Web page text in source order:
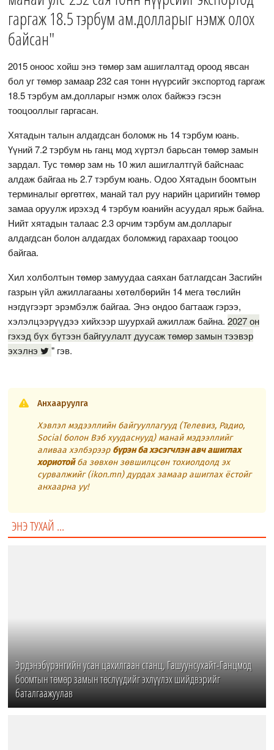
гаргаж 18.5 тэрбум ам.долларыг нэмж олох
байсан"
2015 оноос хойш энэ төмөр зам ашиглалтад ороод явсан
бол уг төмөр замаар 232 сая тонн нүүрсийг экспортод гаргаж
18.5 тэрбум ам.долларыг нэмж олох байжээ гэсэн
тооцооллыг гаргасан.
Хятадын талын алдагдсан боломж нь 14 тэрбум юань.
Үүний 7.2 тэрбум нь ганц мод хүртэл барьсан төмөр замын
зардал. Тус төмөр зам нь 10 жил ашиглалтгүй байснаас
алдаж байгаа нь 2.7 тэрбум юань. Одоо Хятадын боомтын
терминалыг өргөтгөх, манай тал руу нарийн царигийн төмөр
замаа оруулж ирэхэд 4 тэрбум юанийн асуудал ярьж байна.
Нийт хятадын талаас 2.3 орчим тэрбум ам.долларыг
алдагдсан болон алдагдах боломжид гарахаар тооцоо
байгаа.
Хил холболтын төмөр замуудаа саяхан батлагдсан Засгийн
газрын үйл ажиллагааны хөтөлбөрийн 14 мега төслийн
нэгдүгээрт эрэмбэлж байгаа. Энэ ондоо багтааж гэрээ,
хэлэлцээрүүдээ хийхээр шуурхай ажиллаж байна.2027 он
гэхэд бүх бүтээн байгуулалт дуусаж төмөр замын тээвэр
эхэлнэ
" гэв.
Анхааруулга
Хэвлэл мэдээллийн байгууллагууд (Телевиз, Радио,
Social болон Вэб хуудаснууд) манай мэдээллийг
аливаа хэлбэрээр бүрэн ба хэсэгчлэн авч ашиглах
хориотойба зөвхөн зөвшилцсөн тохиолдолд эх
сурвалжийг (ikon.mn) дурдах замаар ашиглах ёстойг
анхаарна уу!
ЭНЭ ТУХАЙ ...
Эрдэнэбүрэнгийн усан цахилгаан станц, Гашуунсухайт-Ганцмод
боомтын төмөр замын төслүүдийг эхлүүлэх шийдвэрийг
баталгаажуулав